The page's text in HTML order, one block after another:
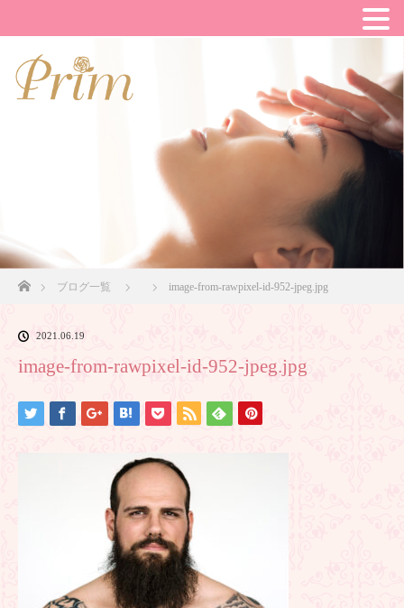
ホームブログ一覧 image-from-rawpixel-id-952-jpeg.jpg
2021.06.19
image-from-rawpixel-id-952-jpeg.jpg